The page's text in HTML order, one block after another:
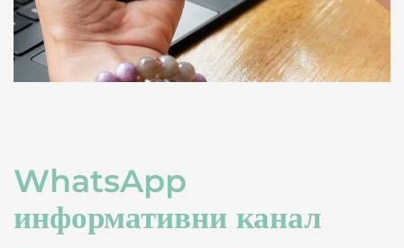
WhatsApp
информативни канал